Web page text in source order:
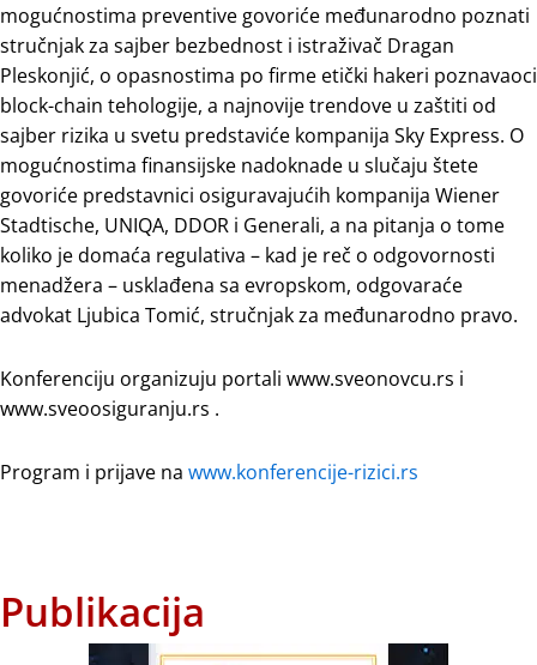
mogućnostima preventive govoriće međunarodno poznati
stručnjak za sajber bezbednost i istraživač Dragan
Pleskonjić, o opasnostima po firme etički hakeri poznavaoci
block-chain tehologije, a najnovije trendove u zaštiti od
sajber rizika u svetu predstaviće kompanija Sky Express. O
mogućnostima finansijske nadoknade u slučaju štete
govoriće predstavnici osiguravajućih kompanija Wiener
Stadtische, UNIQA, DDOR i Generali, a na pitanja o tome
koliko je domaća regulativa – kad je reč o odgovornosti
menadžera – usklađena sa evropskom, odgovaraće
advokat Ljubica Tomić, stručnjak za međunarodno pravo.
Konferenciju organizuju portali www.sveonovcu.rs i
www.sveoosiguranju.rs .
Program i prijave na www.konferencije-rizici.rs
Publikacija